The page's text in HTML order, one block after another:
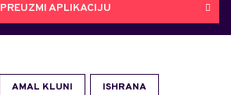
PREUZMI APLIKACIJU
AMAL KLUNI ISHRANA